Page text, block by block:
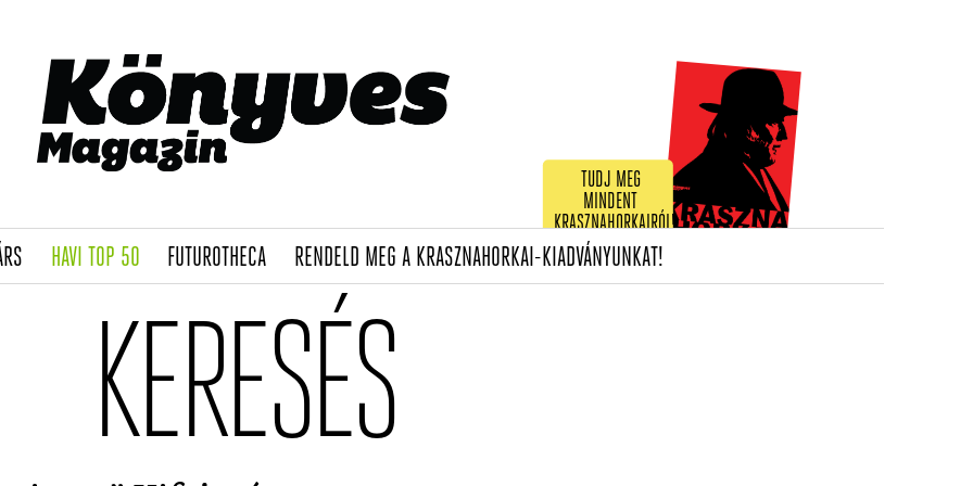
TUDJ MEG
MINDENT
KRASZNAHORKAIRÓL!
(CURRENT)
HAVI TOP 50(CURRENT)
FUTUROTHECA(CURRENT)
RENDELD MEG A KRASZNAHORKAI-KIADVÁNYUNKAT!(CURRENT)
KERESÉS